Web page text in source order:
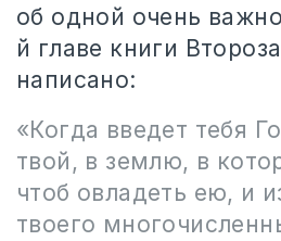
об одной очень
й главе книги
написано:
«Когда введет тебя
твой, в землю, в
чтоб овладеть ею, и
твоего